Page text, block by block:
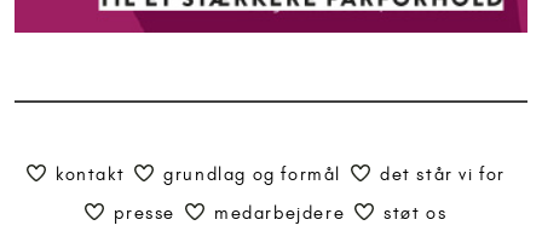
kontakt grundlag og formål
det står vi for
presse
medarbejdere støt os